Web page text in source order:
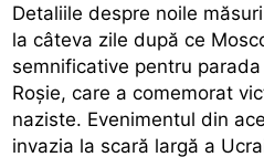
Detaliile despre noile
la câteva zile după ce
semnificative pentru
Roșie, care a comemorat
naziste. Evenimentul din
invazia la scară largă a